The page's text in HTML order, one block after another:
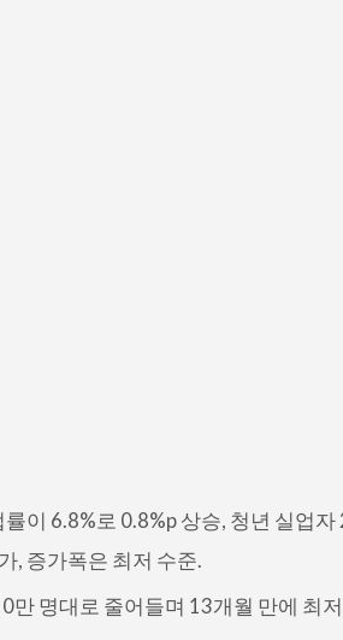
이 6.8%로 0.8%p 상승, 청년 실업
, 증가폭은 최저 수준.
만 명대로 줄어들며 13개월 만에 최